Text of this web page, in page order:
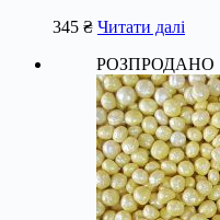
345 ₴ Читати далі
РОЗПРОДАНО